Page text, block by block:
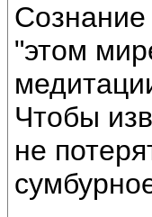
"этом
Чтобы
не